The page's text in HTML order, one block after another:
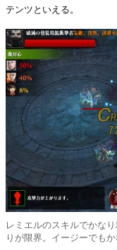
テンツといえる。
レミエルのスキルでかな
りが限界。イージーでも